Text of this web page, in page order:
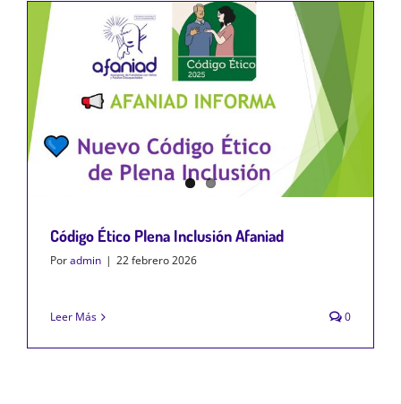
Código Ético Plena Inclusión Afaniad
Poradmin | 22 febrero 2026
Leer Más 0